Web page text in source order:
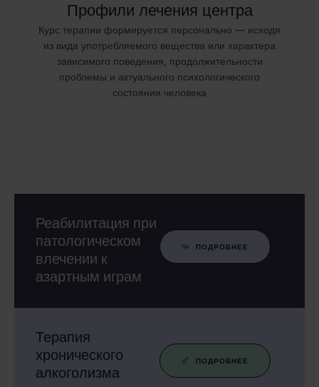
Профили лечения центра
Курс терапии формируется персонально — исходя
из вида употребляемого вещества или характера
зависимого поведения, продолжительности
проблемы и актуального психологического
состояния человека
Реабилитация при
патологическом
влечении к
азартным играм
ПОДРОБНЕЕ
Терапия
хронического
алкоголизма
ПОДРОБНЕЕ